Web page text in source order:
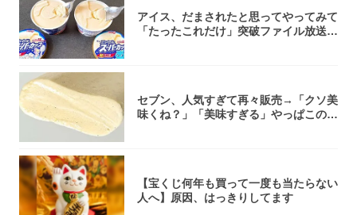
アイス、だまされたと思ってやってみて
「たったこれだけ」突破ファイル放送で
セブン、人気すぎて再々販売→「クソ美
味くね？」「美味すぎる」やっぱこのク
【宝くじ何年も買って一度も当たらない
人へ】原因、はっきりしてます